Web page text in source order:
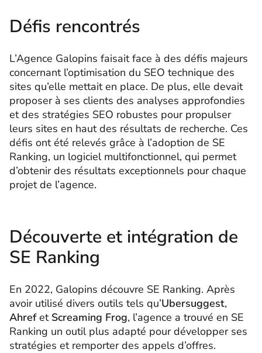
Défis rencontrés
L’Agence Galopins faisait face à des défis majeurs
concernant l’optimisation du SEO technique des
sites qu’elle mettait en place. De plus, elle devait
proposer à ses clients des analyses approfondies
et des stratégies SEO robustes pour propulser
leurs sites en haut des résultats de recherche. Ces
défis ont été relevés grâce à l’adoption de SE
Ranking, un logiciel multifonctionnel, qui permet
d’obtenir des résultats exceptionnels pour chaque
projet de l’agence.
Découverte et intégration de
SE Ranking
En 2022, Galopins découvre SE Ranking. Après
avoir utilisé divers outils tels qu’Ubersuggest,
Ahrefet Screaming Frog, l’agence a trouvé en SE
Ranking un outil plus adapté pour développer ses
stratégies et remporter des appels d’offres.